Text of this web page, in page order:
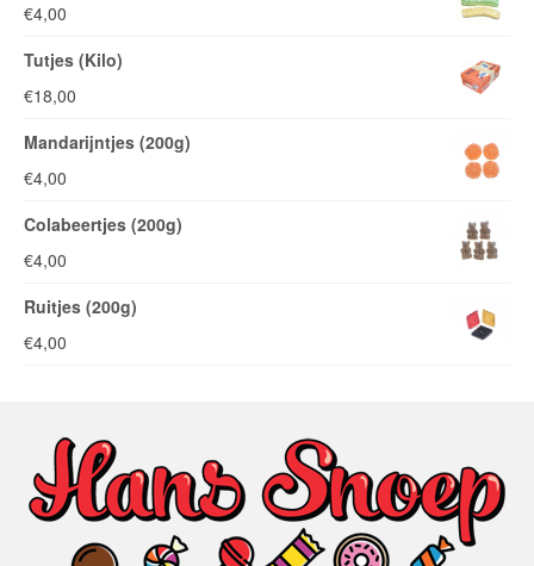
€4,00
Tutjes (Kilo)
€18,00
Mandarijntjes (200g)
€4,00
Colabeertjes (200g)
€4,00
Ruitjes (200g)
€4,00